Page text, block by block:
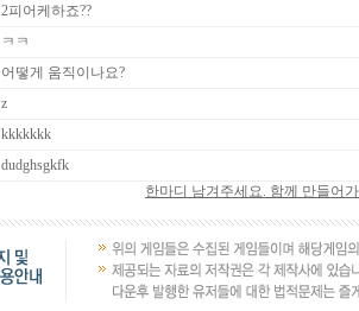
2피어케하죠??
ㅋㅋ
어떻게 움직이나요?
z
kkkkkkk
dudghsgkfk
한마디 남겨주세요. 함께 만들어